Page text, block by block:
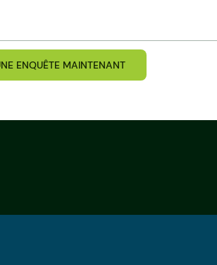
ENQUÊTE MAINTENANT